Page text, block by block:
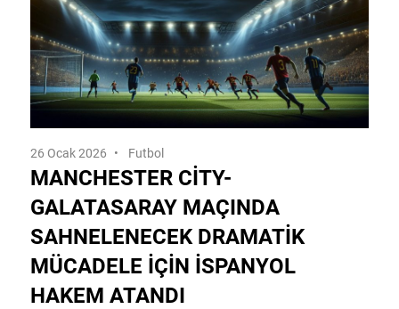
26 Ocak 2026 Futbol
MANCHESTER CITY-
GALATASARAY MAÇINDA
SAHNELENECEK DRAMATIK
MÜCADELE İÇIN İSPANYOL
HAKEM ATANDI